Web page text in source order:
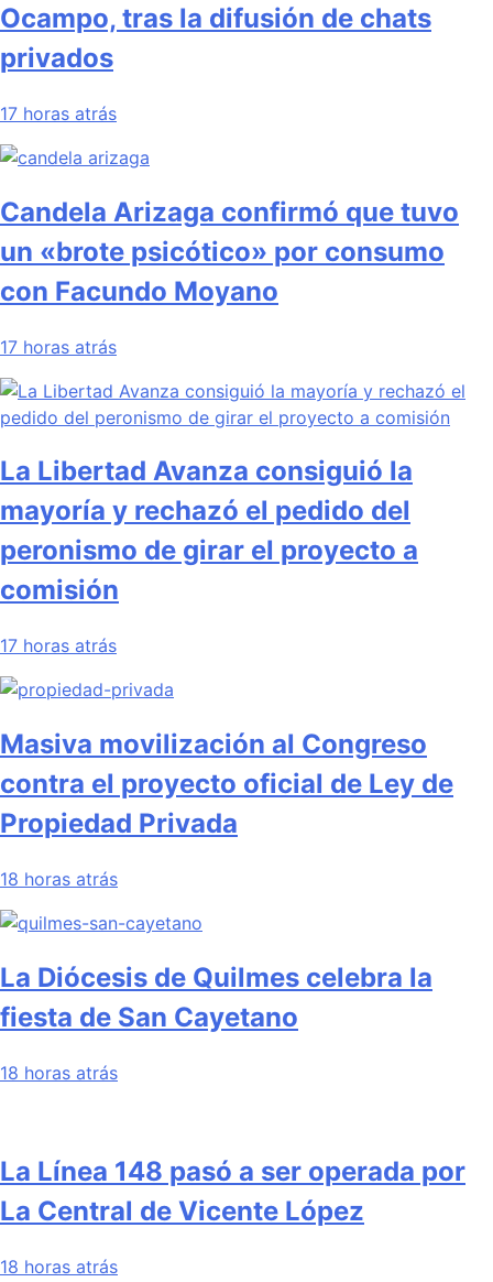
Ocampo, tras la difusión de chats
privados
17 horas atrás
Candela Arizaga confirmó que tuvo
un «brote psicótico» por consumo
con Facundo Moyano
17 horas atrás
La Libertad Avanza consiguió la
mayoría y rechazó el pedido del
peronismo de girar el proyecto a
comisión
17 horas atrás
Masiva movilización al Congreso
contra el proyecto oficial de Ley de
Propiedad Privada
18 horas atrás
La Diócesis de Quilmes celebra la
fiesta de San Cayetano
18 horas atrás
La Línea 148 pasó a ser operada por
La Central de Vicente López
18 horas atrás